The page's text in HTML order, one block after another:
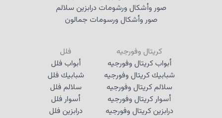
صور وأشكال ورشومات درابزين سلالم
صور وأشكال ورسومات جمالون
كريتال وفورجيه
أبواب كريتال وفورجيه
شبابيك كريتال وفورجيه
سلالم كريتال وفورجيه
أسوار كريتال وفورجيه
درابزين كريتال وفورجيه
فلل
أبواب فلل
شبابيك فلل
سلالم فلل
أسوار فلل
درابزين فلل